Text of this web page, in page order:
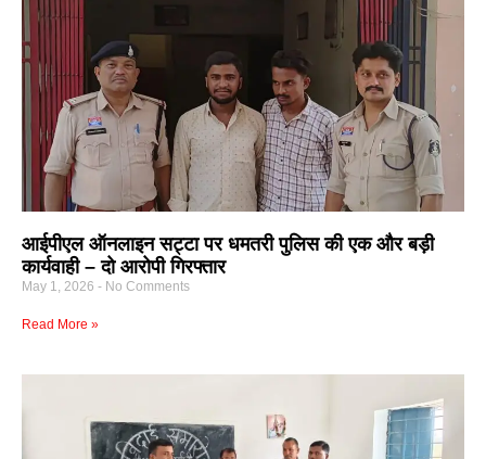
आईपीएल ऑनलाइन सट्टा पर धमतरी पुलिस की एक और बड़ी
कार्यवाही – दो आरोपी गिरफ्तार
May 1, 2026 No Comments
Read More »